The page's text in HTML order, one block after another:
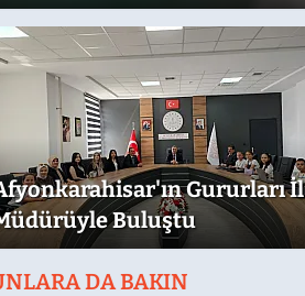
Gururları İl
Buluştu
DA BAKIN